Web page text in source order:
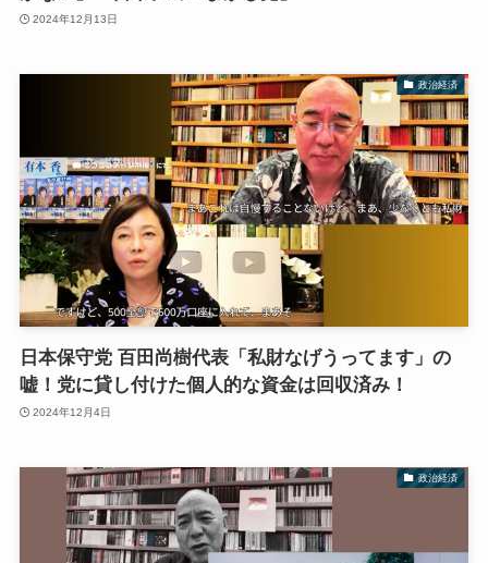
2024年12月13日
政治経済
日本保守党 百田尚樹代表「私財なげうってます」の
嘘！党に貸し付けた個人的な資金は回収済み！
2024年12月4日
政治経済